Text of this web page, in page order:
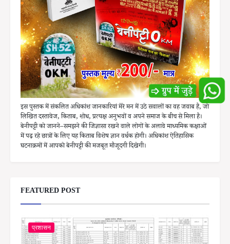
इस पुस्तक में संकलित अधिकांश जानकारियां मेरे मन में उठे सवालों का वह जवाब है, जो
लिखित दस्तावेज, किताब, शोध, प्रत्यक्ष अनुभवों व अपने समाज के बीच से मिला है।
बेनीपट्टी को जानने–समझने की जिज्ञासा रखने वाले लोगों के अलावे माध्यमिक कक्षाओं
में पढ़ रहे छात्रों के लिए यह किताब विशेष ज्ञान वर्धक होगी। अधिकांश ऐतिहासिक
घटनाक्रमों में आपको बेनीपट्टी की मजबूत मौजूदगी दिखेगी।
FEATURED POST
प्रशासन